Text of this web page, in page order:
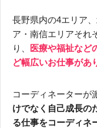
長野県内の4エリア
ア・南信エリアそれ
り、
医療や福祉など
ど幅広いお仕事があ
コーディネーターが
けでなく自己成長の
る仕事をコーディネ